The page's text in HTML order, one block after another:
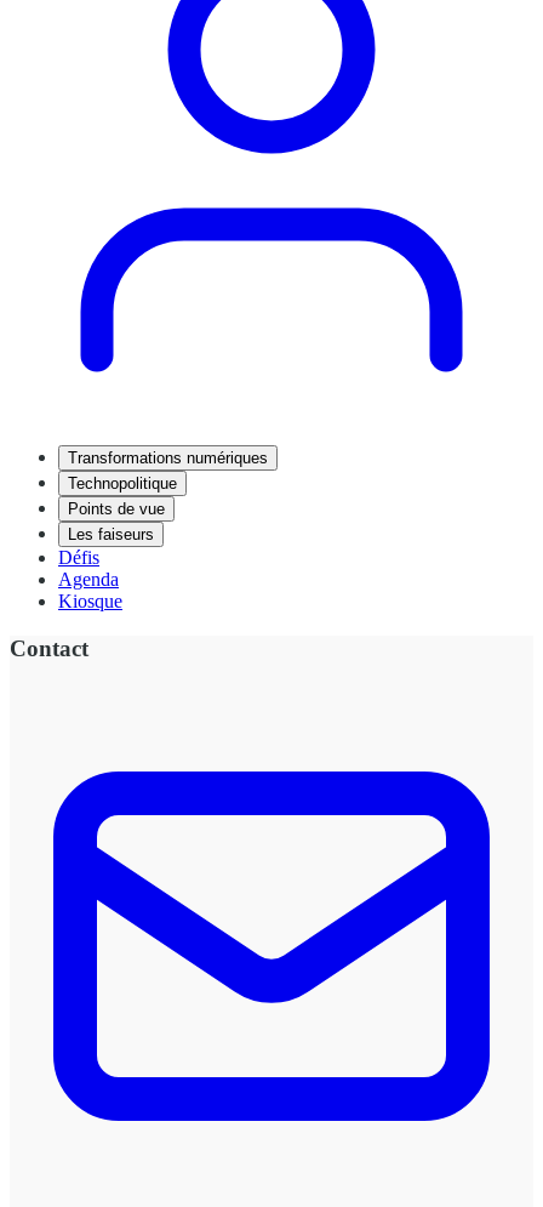
Transformations numériques
Technopolitique
Points de vue
Les faiseurs
Défis
Agenda
Kiosque
Contact